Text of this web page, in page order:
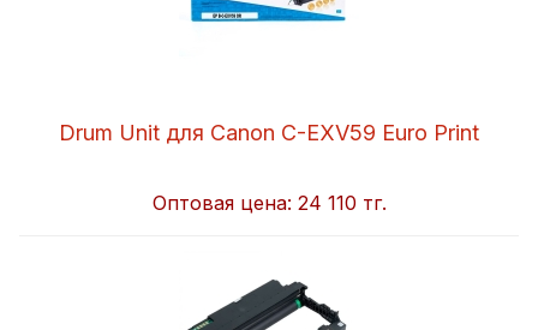
Drum Unit для Canon C-EXV59 Euro Print
Оптовая цена: 24 110 тг.